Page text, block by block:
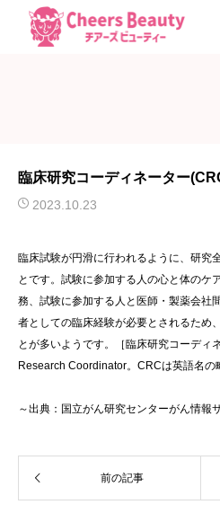
臨床研究コーディネーター
2023.10.23
臨床試験が円滑に行われるように、研究
とです。試験に参加する人の心と体のケ
務、試験に参加する人と医師・製薬会社
者としての臨床経験が必要とされるため
とが多いようです。［臨床研究コーディ
Research Coordinator。CRCは英語名の
～出典：国立がん研究センターがん情報
前の記事